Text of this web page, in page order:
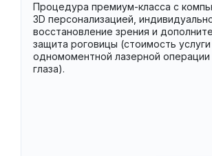
Процедура премиум-класса с
3D персонализацией,
восстановление зрения и
защита роговицы (стоимость услуги
одномоментной лазерной операции
глаза).